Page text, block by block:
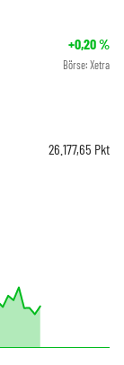
+0,20%
Börse: Xetra
26.177,65 Pkt